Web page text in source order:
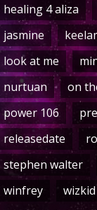
healing 4 aliza
jasmine
look at me
nurtuan
on
power 106
releasedate
stephen walter
winfrey
wizkid